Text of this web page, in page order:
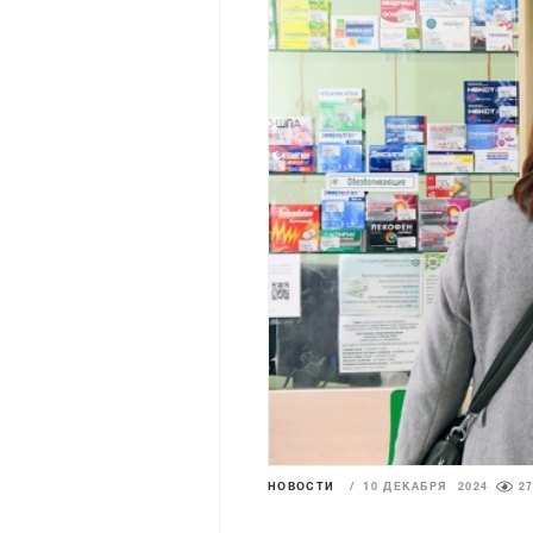
НОВОСТИ / 10 ДЕКАБРЯ 2024